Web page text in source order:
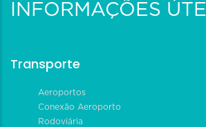
INFORMAÇÕES
Transporte
Aeroportos
Conexão Aeroporto
Rodoviária